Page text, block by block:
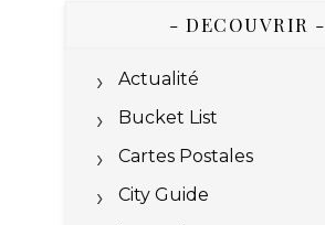
- DECOUVRIR -
Actualité
Bucket List
Cartes Postales
City Guide